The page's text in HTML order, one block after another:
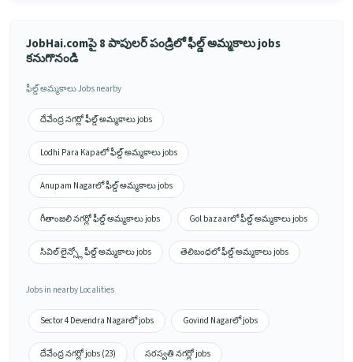
JobHai.comపై 8 పాపులర్ పండ్రిలో ఫీల్డ్ అమ్మకాలు jobs
కనుగొనండి
ఫీల్డ్ అమ్మకాలు Jobs nearby
దేవేంద్ర నగర్లో ఫీల్డ్ అమ్మకాలు jobs
Lodhi Para Kapaలో ఫీల్డ్ అమ్మకాలు jobs
Anupam Nagarలో ఫీల్డ్ అమ్మకాలు jobs
గీతాంజలి నగర్లో ఫీల్డ్ అమ్మకాలు jobs Gol bazaarలో ఫీల్డ్ అమ్మకాలు jobs
సివిల్ లైన్స్లో ఫీల్డ్ అమ్మకాలు jobs తెలిబంధలో ఫీల్డ్ అమ్మకాలు jobs
Jobs in nearby Localities
Sector 4 Devendra Nagarలో jobs Govind Nagarలో jobs
దేవేంద్ర నగర్లో jobs (23) సరస్వతి నగర్లో jobs